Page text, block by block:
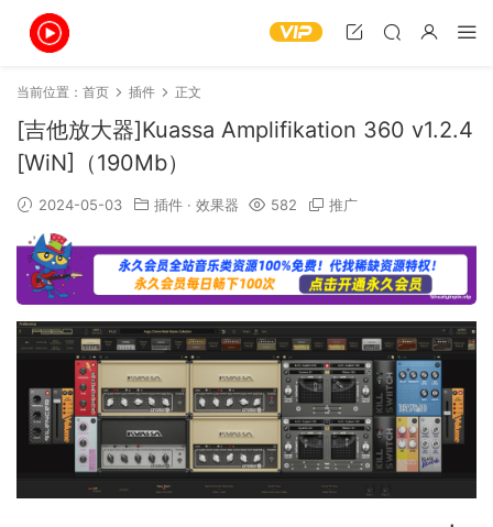
当前位置： 首页 插件 正文
[吉他放大器]Kuassa Amplifikation 360 v1.2.4
[WiN]（190Mb）
2024-05-03 插件 · 效果器 582 推广